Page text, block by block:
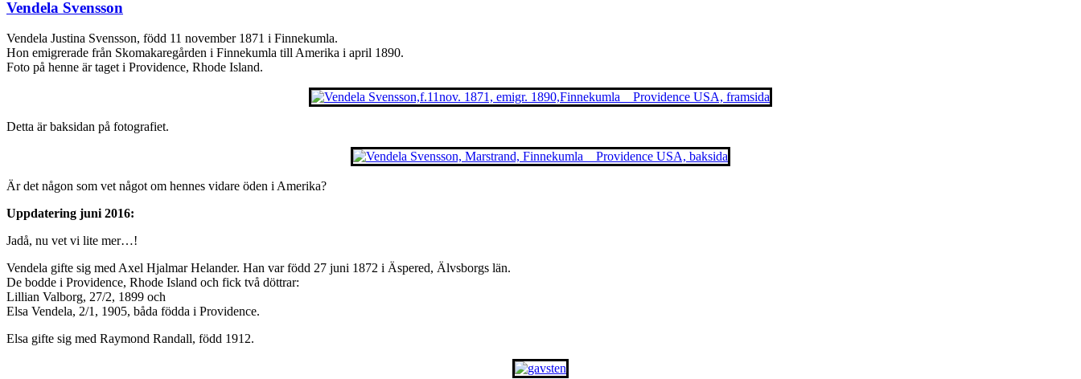
Vendela Svensson
Vendela Justina Svensson, född 11 november 1871 i Finnekumla.
Hon emigrerade från Skomakaregården i Finnekumla till Amerika i april 1890.
Foto på henne är taget i Providence, Rhode Island.
Detta är baksidan på fotografiet.
Är det någon som vet något om hennes vidare öden i Amerika?
Uppdatering juni 2016:
Jadå, nu vet vi lite mer…!
Vendela gifte sig med Axel Hjalmar Helander. Han var född 27 juni 1872 i Äspered, Älvsborgs län.
De bodde i Providence, Rhode Island och fick två döttrar:
Lillian Valborg, 27/2, 1899 och
Elsa Vendela, 2/1, 1905, båda födda i Providence.
Elsa gifte sig med Raymond Randall, född 1912.